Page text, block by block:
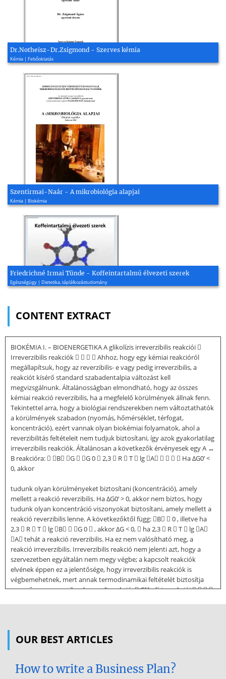
Dr.Notheisz-Dr.Zsigmond - Szerves kémia
Kémia | Felsőoktatás
Szentirmai-Naár - A mikrobiológia alapjai
Kémia | Biokémia
Friedrichné Irmai Tünde - Koffeintartalmú élvezeti szerek
Egészségügy | Dietetika, táplálkozástudomány
CONTENT EXTRACT
BIOKÉMIA I. – BIOENERGETIKA A glikolízis irreverzibilis reakciói 
Irreverzibilis reakciók     Ahhoz, hogy egy kémiai reakcióról
megállapítsuk, hogy az reverzibilis- e vagy pedig irreverzibilis, a
reakciót kísérő standard szabadentalpia változást kell
megvizsgálnunk. Általánosságban elmondható, hogy az összes
kémiai reakció reverzibilis, ha a megfelelő körülmények állnak fenn.
Tekintettel arra, hogy a biológiai rendszerekben nem változtathatók
a körülmények szabadon (nyomás, hőmérséklet, térfogat,
koncentráció), ezért vannak olyan biokémiai folyamatok, ahol a
reverzibilitás feltételeit nem tudjuk biztosítani, így azok gyakorlatilag
irreverzibilis reakciók. Általánosan a következők érvényesek egy A ↔
B reakcióra:  B G  G 0  2,3  R  T  lg A     Ha ΔG0’ <
0, akkor
tudunk olyan körülményeket biztosítani (koncentráció), amely
mellett a reakció reverzibilis. Ha ΔG0’ > 0, akkor nem biztos, hogy
tudunk olyan koncentráció viszonyokat biztosítani, amely mellett a
reakció reverzibilis lenne. A következőktől függ: B  0 , illetve ha
2,3  R  T  lg B  G 0  , akkor ΔG < 0,  ha 2,3  R  T  lg A
A tehát a reakció reverzibilis. Ha ez nem valósítható meg, a
reakció irreverzibilis. Irreverzibilis reakció nem jelenti azt, hogy a
szervezetben egyáltalán nem megy végbe; a kapcsolt reakciók
elvének éppen ez a jelentősége, hogy irreverzibilis reakciók is
végbemehetnek, mert annak termodinamikai feltételét biztosítja
egy erősen exergonikus kapcsolt reakció.  Glikolízis reakciói    
foszfátvegyületek vesznek részt, amelyekben a foszfát vagy észter-,
keletkező és minden további intermedier negatív töltésű, számukra
OUR BEST ARTICLES
How to write a Business Plan?